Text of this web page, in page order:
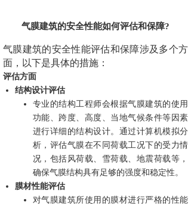
气膜建筑的安全性能如何评估和保障?
气膜建筑的安全性能评估和保障涉及多个方
面，以下是具体的措施：
评估方面
结构设计评估
专业的结构工程师会根据气膜建筑的使用
功能、跨度、高度、当地气候条件等因素
进行详细的结构设计。通过计算机模拟分
析，评估气膜在不同荷载工况下的受力情
况，包括风荷载、雪荷载、地震荷载等，
确保气膜结构具有足够的强度和稳定性。
膜材性能评估
对气膜建筑所使用的膜材进行严格的性能